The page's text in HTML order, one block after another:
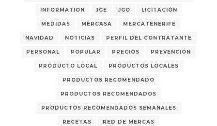
INFORMATION JGE JGO LICITACIÓN
MEDIDAS MERCASA MERCATENERIFE
NAVIDAD NOTICIAS PERFIL DEL CONTRATANTE
PERSONAL POPULAR PRECIOS PREVENCIÓN
PRODUCTO LOCAL PRODUCTOS LOCALES
PRODUCTOS RECOMENDADO
PRODUCTOS RECOMENDADOS
PRODUCTOS RECOMENDADOS SEMANALES
RECETAS RED DE MERCAS